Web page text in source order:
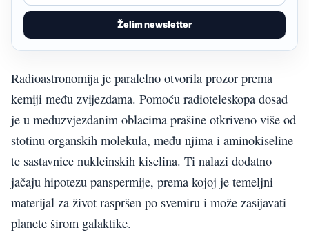
Želim newsletter
Radioastronomija je paralelno otvorila prozor prema
kemiji među zvijezdama. Pomoću radioteleskopa dosad
je u međuzvjezdanim oblacima prašine otkriveno više od
stotinu organskih molekula, među njima i aminokiseline
te sastavnice nukleinskih kiselina. Ti nalazi dodatno
jačaju hipotezu panspermije, prema kojoj je temeljni
materijal za život raspršen po svemiru i može zasijavati
planete širom galaktike.